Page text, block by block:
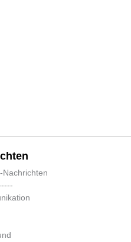
Nachrichten